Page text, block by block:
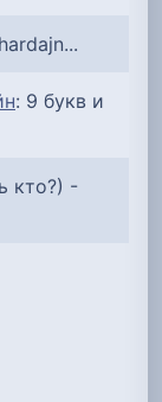
: 9 букв и
кто?) -